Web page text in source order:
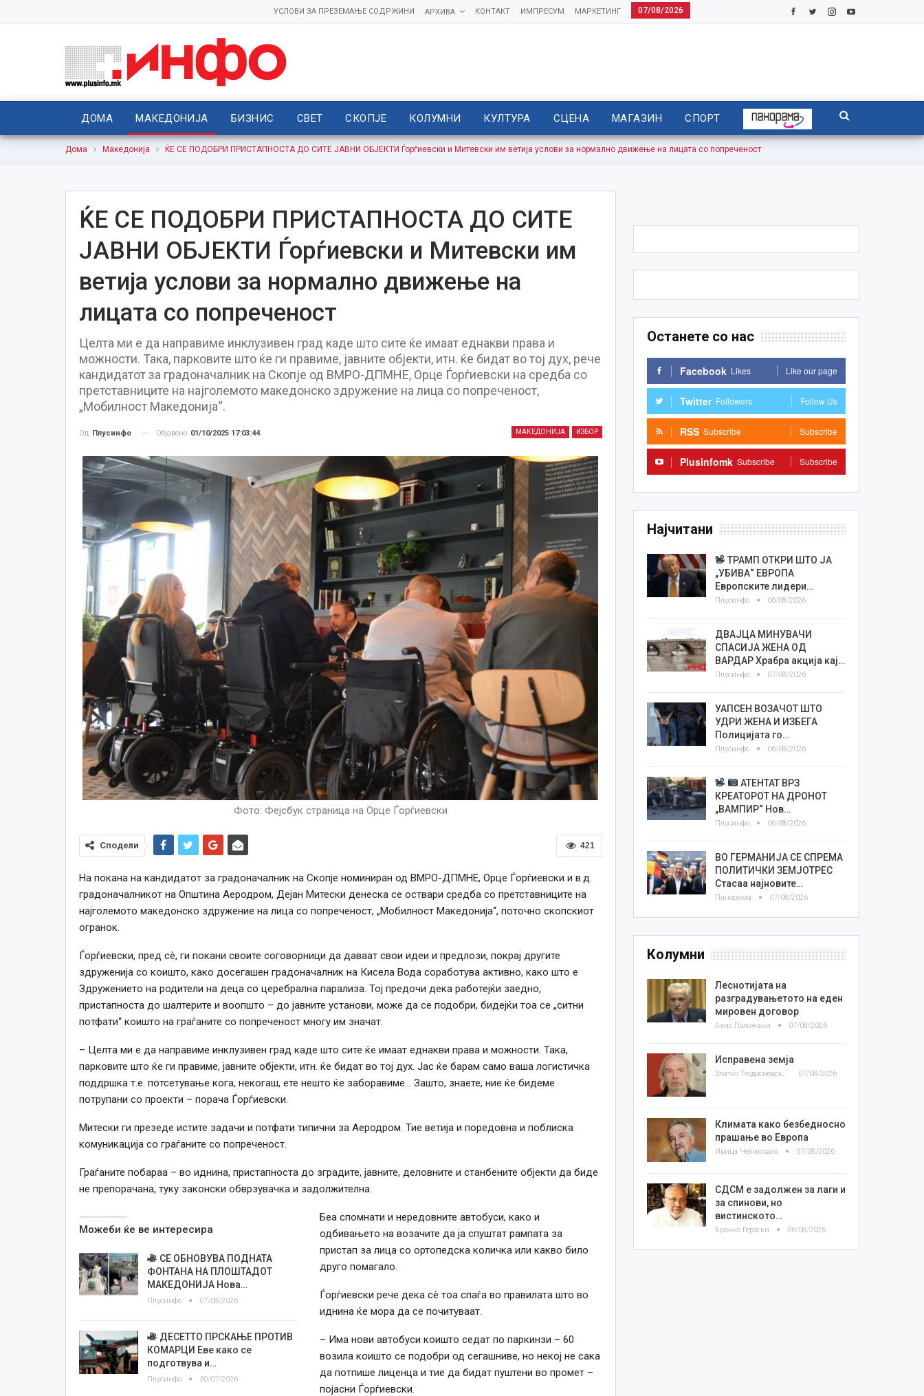
07/08/2026
МАРКЕТИНГ
ИМПРЕСУМ
КОНТАКТ
АРХИВА
УСЛОВИ ЗА ПРЕЗЕМАЊЕ СОДРЖИНИ
ДОМА МАКЕДОНИЈА БИЗНИС СВЕТ СКОПЈЕ КОЛУМНИ КУЛТУРА СЦЕНА МАГАЗИН СПОРТ
Дома Македонија ЌЕ СЕ ПОДОБРИ ПРИСТАПНОСТА ДО СИТЕ ЈАВНИ ОБЈЕКТИ Ѓорѓиевски и Митевски им ветија услови за нормално движење на лицата со попреченост
ЌЕ СЕ ПОДОБРИ ПРИСТАПНОСТА ДО СИТЕ
ЈАВНИ ОБЈЕКТИ Ѓорѓиевски и Митевски им
ветија услови за нормално движење на
лицата со попреченост
Целта ми е да направиме инклузивен град каде што сите ќе имаат еднакви права и
можности. Така, парковите што ќе ги правиме, јавните објекти, итн. ќе бидат во тој дух, рече
кандидатот за градоначалник на Скопје од ВМРО-ДПМНЕ, Орце Ѓорѓиевски на средба со
претставниците на најголемото македонско здружение на лица со попреченост,
„Мобилност Македонија“.
МАКЕДОНИЈА ИЗБОР
Од Плусинфо Објавено 01/10/2025 17:03:44
Фото: Фејсбук страница на Орце Ѓорѓиевски
421
Сподели
На покана на кандидатот за градоначалник на Скопје номиниран од ВМРО-ДПМНЕ, Орце Ѓорѓиевски и в.д.
градоначалникот на Општина Аеродром, Дејан Митески денеска се оствари средба со претставниците на
најголемото македонско здружение на лица со попреченост, „Мобилност Македонија“, поточно скопскиот
огранок.
Ѓорѓиевски, пред сè, ги покани своите соговорници да даваат свои идеи и предлози, покрај другите
здруженија со коишто, како досегашен градоначалник на Кисела Вода соработува активно, како што е
Здружението на родители на деца со церебрална парализа. Тој предочи дека работејќи заедно,
пристапноста до шалтерите и воопшто – до јавните установи, може да се подобри, бидејќи тоа се „ситни
потфати“ коишто на граѓаните со попреченост многу им значат.
– Целта ми е да направиме инклузивен град каде што сите ќе имаат еднакви права и можности. Така,
парковите што ќе ги правиме, јавните објекти, итн. ќе бидат во тој дух. Јас ќе барам само ваша логистичка
поддршка т.е. потсетување кога, некогаш, ете нешто ќе заборавиме… Зашто, знаете, ние ќе бидеме
потрупани со проекти – порача Ѓорѓиевски.
Митески ги презеде истите задачи и потфати типични за Аеродром. Тие ветија и поредовна и поблиска
комуникација со граѓаните со попреченост.
Граѓаните побараа – во иднина, пристапноста до зградите, јавните, деловните и станбените објекти да биде
не препорачана, туку законски обврзувачка и задолжителна.
Можеби ќе ве интересира
СЕ ОБНОВУВА ПОДНАТА
ФОНТАНА НА ПЛОШТАДОТ
МАКЕДОНИЈА Нова…
Плусинфо 07/08/2026
ДЕСЕТТО ПРСКАЊЕ ПРОТИВ
КОМАРЦИ Еве како се
подготвува и…
Плусинфо 30/07/2026
Беа спомнати и нередовните автобуси, како и
одбивањето на возачите да ја спуштат рампата за
пристап за лица со ортопедска количка или какво било
друго помагало.
Ѓорѓиевски рече дека сè тоа спаѓа во правилата што во
иднина ќе мора да се почитуваат.
– Има нови автобуси коишто седат по паркинзи – 60
возила коишто се подобри од сегашниве, но некој не сака
да потпише лиценца и тие да бидат пуштени во промет –
појасни Ѓорѓиевски.
Останете со нас
Facebook Likes Like our page
Twitter Followers Follow Us
RSS Subscribe Subscribe
Plusinfomk Subscribe Subscribe
Најчитани
ТРАМП ОТКРИ ШТО ЈА
„УБИВА“ ЕВРОПА
Европските лидери…
Плусинфо 06/08/2026
ДВАЈЦА МИНУВАЧИ
СПАСИЈА ЖЕНА ОД
ВАРДАР Храбра акција кај…
Плусинфо 07/08/2026
УАПСЕН ВОЗАЧОТ ШТО
УДРИ ЖЕНА И ИЗБЕГА
Полицијата го…
Плусинфо 06/08/2026
АТЕНТАТ ВРЗ
КРЕАТОРОТ НА ДРОНОТ
„ВАМПИР“ Нов…
Плусинфо 06/08/2026
ВО ГЕРМАНИЈА СЕ СПРЕМА
ПОЛИТИЧКИ ЗЕМЈОТРЕС
Стасаа најновите…
Панорама 07/08/2026
Колумни
Леснотијата на
разградувањетото на еден
мировен договор
Азис Положани 07/08/2026
Исправена земја
Златко Теодосиевски 07/08/2026
Климата како безбедносно
прашање во Европа
Ивица Челиковиќ 07/08/2026
СДСМ е задолжен за лаги и
за спинови, но
вистинското…
Бранко Героски 06/08/2026